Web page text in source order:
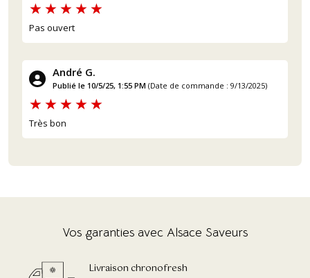
Pas ouvert
André G.
Publié le 10/5/25, 1:55 PM (Date de commande : 9/13/2025)
Très bon
Vos garanties avec Alsace Saveurs
Livraison chronofresh